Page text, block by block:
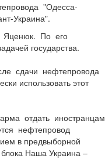
"Одесса-
Украина".
Яценюк. По его
государства.
сдачи нефтепровода
использовать этот
отдать иностранцам
нефтепровод
в предвыборной
Наша Украина –